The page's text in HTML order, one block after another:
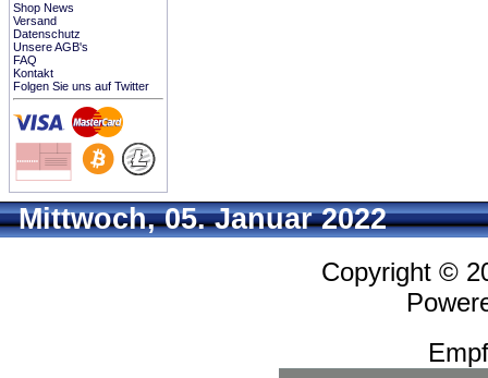
Shop News
Versand
Datenschutz
Unsere AGB's
FAQ
Kontakt
Folgen Sie uns auf Twitter
Mittwoch, 05. Januar 2022
Copyright ©